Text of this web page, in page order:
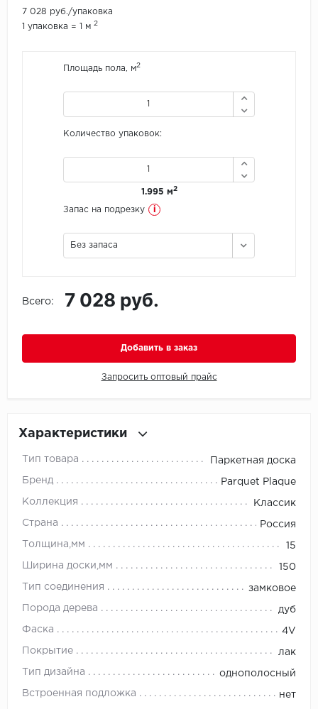
Jinan PDM
KDF
LG Decotile
Made in Belgium
Millenium
Next Step
Novafloor
Primavera
ROYCE
7 028 руб./упаковка
1 упаковка = 1 м 2
Площадь пола, м2
Количество упаковок:
1.995 м2
Запас на подрезку i
Без запаса
Всего: 7 028 руб.
Добавить в заказ
Запросить оптовый прайс
Характеристики
Тип товара Паркетная доска
Бренд Parquet Plaque
Коллекция Классик
Страна Россия
Толщина,мм 15
Ширина доски,мм 150
Тип соединения замковое
Порода дерева дуб
Фаска 4V
Покрытие лак
Тип дизайна однополосный
Встроенная подложка нет